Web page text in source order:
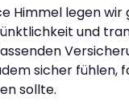
Himmel legen
und
sicher fühlen,
sollte.